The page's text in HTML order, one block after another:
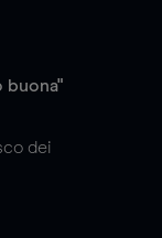
buona"
dei